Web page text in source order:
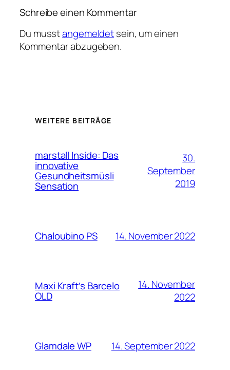
Schreibe einen Kommentar
Du musstangemeldetsein, um einen
Kommentar abzugeben.
WEITERE BEITRÄGE
marstall Inside: Das
innovative
Gesundheitsmüsli
Sensation
30.
September
2019
Chaloubino PS 14. November 2022
Maxi Kraft’s Barcelo
OLD
14. November
2022
Glamdale WP 14. September 2022